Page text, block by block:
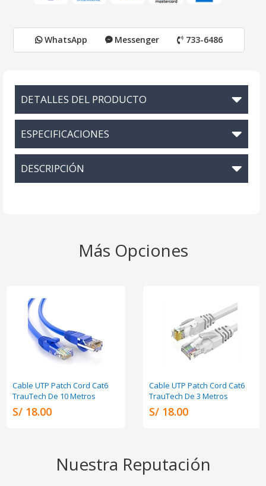
WhatsApp Messenger 733-6486
DETALLES DEL PRODUCTO
ESPECIFICACIONES
DESCRIPCIÓN
Más Opciones
Cable UTP Patch Cord Cat6
TrauTech De 10 Metros
S/ 18.00
Cable UTP Patch Cord Cat6
TrauTech De 3 Metros
S/ 18.00
Nuestra Reputación